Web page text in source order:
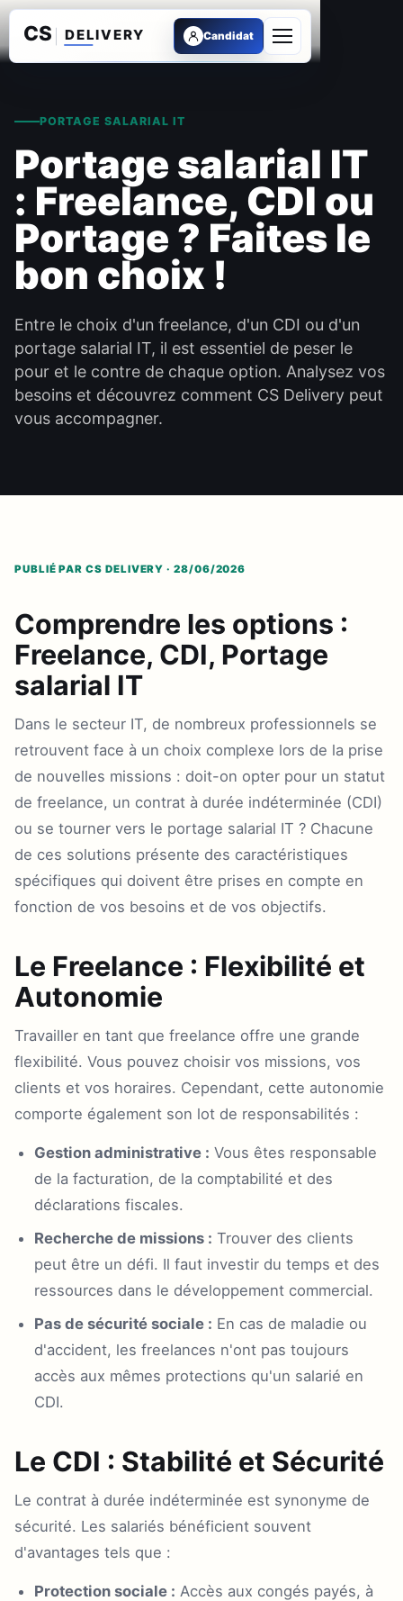
Candidat
Ouvrir le menu
PORTAGE SALARIAL IT
Portage salarial IT
: Freelance, CDI ou
Portage ? Faites le
bon choix !
Entre le choix d'un freelance, d'un CDI ou d'un
portage salarial IT, il est essentiel de peser le
pour et le contre de chaque option. Analysez vos
besoins et découvrez comment CS Delivery peut
vous accompagner.
PUBLIÉ PAR CS DELIVERY · 28/06/2026
Comprendre les options :
Freelance, CDI, Portage
salarial IT
Dans le secteur IT, de nombreux professionnels se
retrouvent face à un choix complexe lors de la prise
de nouvelles missions : doit-on opter pour un statut
de freelance, un contrat à durée indéterminée (CDI)
ou se tourner vers le portage salarial IT ? Chacune
de ces solutions présente des caractéristiques
spécifiques qui doivent être prises en compte en
fonction de vos besoins et de vos objectifs.
Le Freelance : Flexibilité et
Autonomie
Travailler en tant que freelance offre une grande
flexibilité. Vous pouvez choisir vos missions, vos
clients et vos horaires. Cependant, cette autonomie
comporte également son lot de responsabilités :
Gestion administrative : Vous êtes responsable
de la facturation, de la comptabilité et des
déclarations fiscales.
Recherche de missions : Trouver des clients
peut être un défi. Il faut investir du temps et des
ressources dans le développement commercial.
Pas de sécurité sociale : En cas de maladie ou
d'accident, les freelances n'ont pas toujours
accès aux mêmes protections qu'un salarié en
CDI.
Le CDI : Stabilité et Sécurité
Le contrat à durée indéterminée est synonyme de
sécurité. Les salariés bénéficient souvent
d'avantages tels que :
Protection sociale : Accès aux congés payés, à